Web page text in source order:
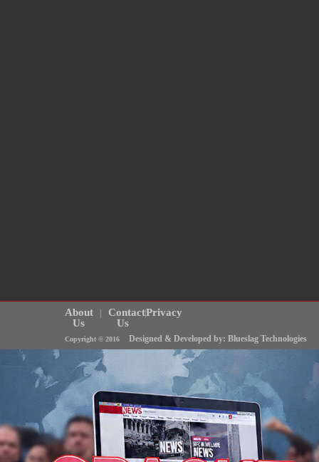
Privacy
Contact
Us
About
Us
Copyright © 2016 Designed & Developed by: Blueslag Technologies